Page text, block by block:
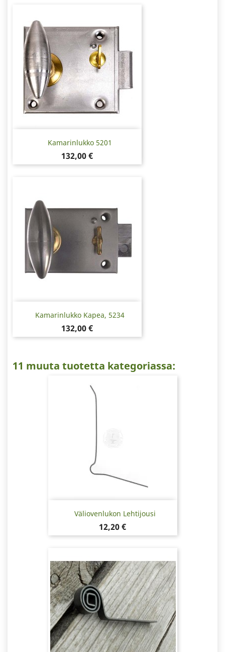
Kamarinlukko 5201
Hinta
132,00 €
Kamarinlukko Kapea, 5234
Hinta
132,00 €
11 muuta tuotetta kategoriassa:
Väliovenlukon Lehtijousi
Hinta
12,20 €